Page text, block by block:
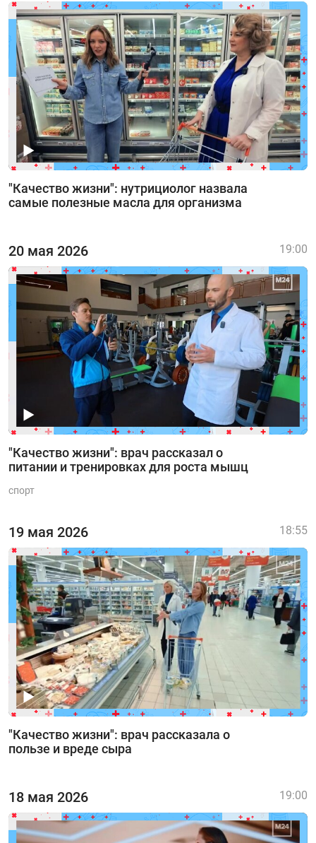
"Качество жизни": нутрициолог назвала
самые полезные масла для организма
20 мая 2026
"Качество жизни": врач рассказал о
питании и тренировках для роста мышц
19:00
спорт
19 мая 2026
"Качество жизни": врач рассказала о
пользе и вреде сыра
18:55
18 мая 2026 19:00